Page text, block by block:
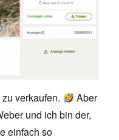
verkaufen.
Aber
und ich bin der,
einfach so